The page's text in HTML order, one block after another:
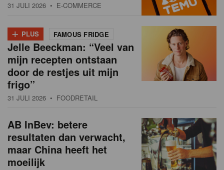
31 JULI 2026 • E-COMMERCE
+ PLUS FAMOUS FRIDGE
Jelle Beeckman: “Veel van
mijn recepten ontstaan
door de restjes uit mijn
frigo”
31 JULI 2026 • FOODRETAIL
AB InBev: betere
resultaten dan verwacht,
maar China heeft het
moeilijk